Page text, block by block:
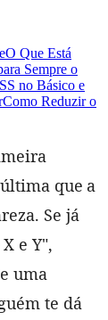
O Que Está
Sempre o
no Básico e
Como Reduzir o
que a
Se já
e Y",
uma
te dá